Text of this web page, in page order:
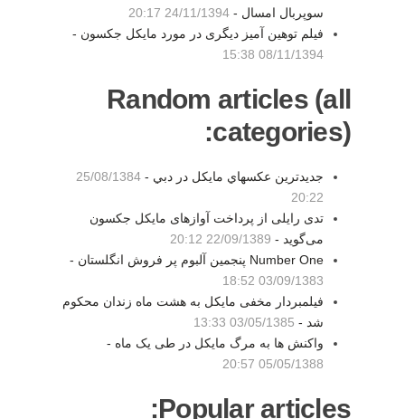
سوپربال امسال - 24/11/1394 20:17
فیلم توهین آمیز دیگری در مورد مایکل جکسون -
08/11/1394 15:38
Random articles (all
categories):
جديدترين عكسهاي مايكل در دبي - 25/08/1384
20:22
تدی رایلی از پرداخت آوازهای مایکل جکسون
می‌گوید - 22/09/1389 20:12
Number One پنجمين آلبوم پر فروش انگلستان -
03/09/1383 18:52
فیلمبردار مخفی مایکل به هشت ماه زندان محکوم
شد - 03/05/1385 13:33
واکنش ها به مرگ مایکل در طی یک ماه -
05/05/1388 20:57
Popular articles: